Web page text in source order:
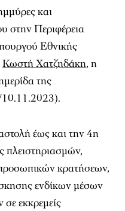
και
στην Περιφέρεια
Εθνικής
Κωστή Χατζηδάκη, η
της
έως και την 4η
πλειστηριασμών,
κρατήσεων,
ενδίκων μέσων
εκκρεμείς